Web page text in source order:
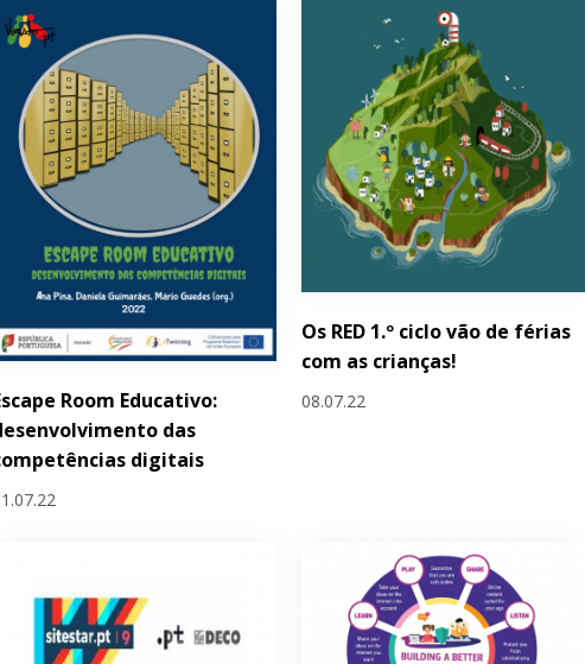
Room Educativo:
das
digitais
Os RED 1.º ciclo vão de férias
com as crianças!
08.07.22